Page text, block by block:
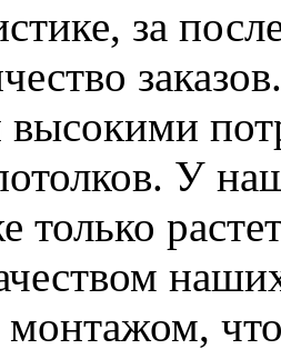
за
высокими
У
только